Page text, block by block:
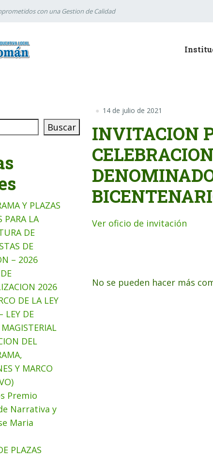
con una Gestion de Calidad
14 de julio de 2021
INVITACION
Ver oficio de invitación
No se pueden hacer más
Buscar
Y PLAZAS
PARA LA
DE
DE
– 2026
2026
DE LA LEY
LEY DE
DEL
Y MARCO
Premio
Narrativa y
Maria
PLAZAS